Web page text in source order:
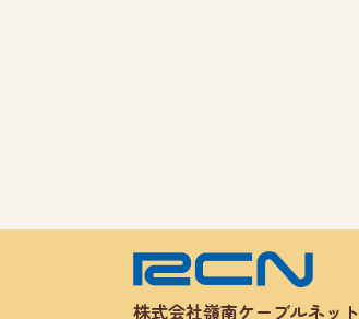
株式会社嶺南ケーブルネッ